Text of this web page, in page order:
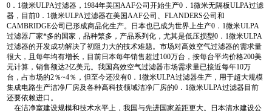
0．1微米ULPA过滤器，1984年美国AAF公司开始生产0．1微米无隔板ULPA过滤
器，目前0．1微米ULPA过滤器在美国AAF公司、FLANDERS公司和
CAMBRIDGE公司已形成商品化生产。日本也已成为世界上生产0．1微米ULPA
过滤器厂家*多的国家，品种繁多，产品系列化，尤其是低压损型0．1微米ULPA
过滤器的开发成功解决了初阻力大的技术难题。市场对高效空气过滤器的需求量
很大，且每年均有增长，目前日本每年销售超过100万台，按每台平均价格200美
元计算，销售额达2亿美元。我国高效空气过滤器市场需求量已接近每年10万
台，占市场的2％~4％，但至今还没有0．1微米ULPA过滤器生产，用于超大规模
集成电路生产洁净厂房及各种高科技领域洁净厂房的0．1微米ULPA过滤器目前
还要依赖进口。
在洁净室建设规模和技术水平上，我国与先进国家差距更大。日本清水建设公